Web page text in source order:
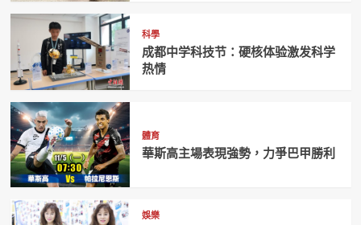
科學
成都中学科技节：硬核体验激发科学
热情
體育
華斯高主場表現強勢，力爭巴甲勝利
娛樂